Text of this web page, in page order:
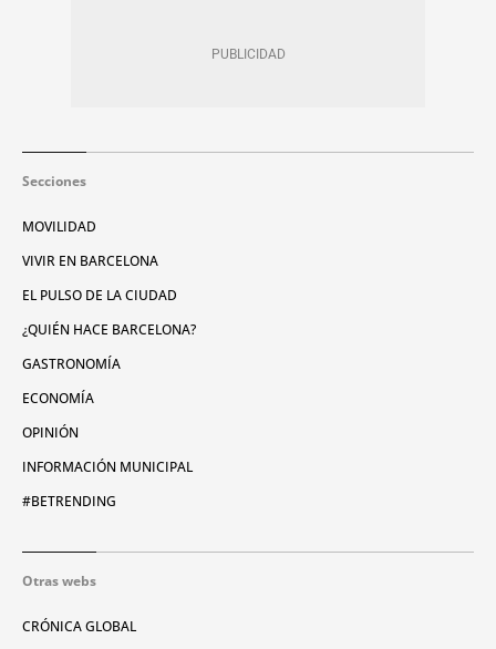
Secciones
MOVILIDAD
VIVIR EN BARCELONA
EL PULSO DE LA CIUDAD
¿QUIÉN HACE BARCELONA?
GASTRONOMÍA
ECONOMÍA
OPINIÓN
INFORMACIÓN MUNICIPAL
#BETRENDING
Otras webs
CRÓNICA GLOBAL